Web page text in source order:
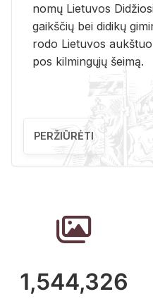
no­mų Lie­tu­vos
gaikš­čių bei di­di­kų
ro­do Lie­tu­vos
pos kil­min­gų­jų šei­mą.
PERŽIŪRĖTI
1,544,326